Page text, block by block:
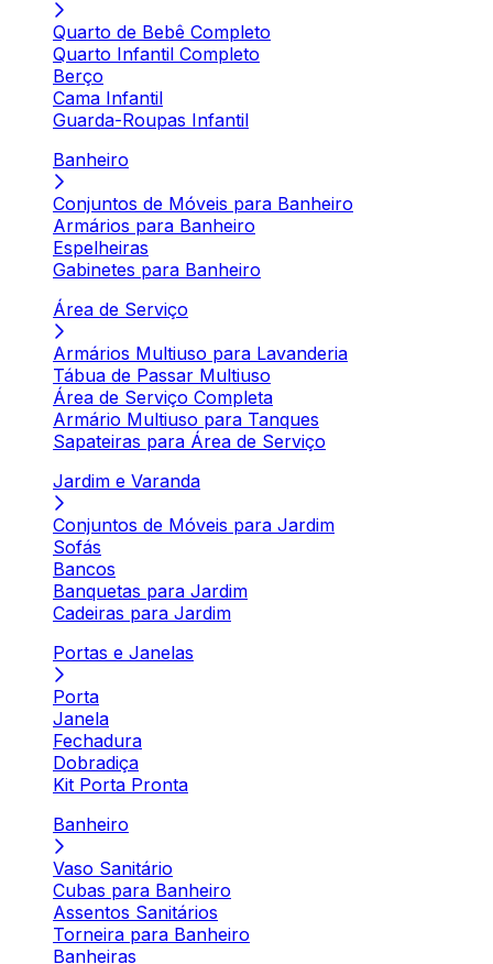
Quarto de Bebê Completo
Quarto Infantil Completo
Berço
Cama Infantil
Guarda-Roupas Infantil
Banheiro
Conjuntos de Móveis para Banheiro
Armários para Banheiro
Espelheiras
Gabinetes para Banheiro
Área de Serviço
Armários Multiuso para Lavanderia
Tábua de Passar Multiuso
Área de Serviço Completa
Armário Multiuso para Tanques
Sapateiras para Área de Serviço
Jardim e Varanda
Conjuntos de Móveis para Jardim
Sofás
Bancos
Banquetas para Jardim
Cadeiras para Jardim
Portas e Janelas
Porta
Janela
Fechadura
Dobradiça
Kit Porta Pronta
Banheiro
Vaso Sanitário
Cubas para Banheiro
Assentos Sanitários
Torneira para Banheiro
Banheiras